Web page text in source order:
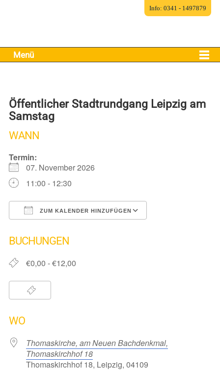
Menü
Öffentlicher Stadtrundgang Leipzig am
Samstag
WANN
Termin:
07. November 2026
11:00 - 12:30
ZUM KALENDER HINZUFÜGEN
BUCHUNGEN
€0,00 - €12,00
WO
Thomaskirche, am Neuen Bachdenkmal,
Thomaskirchhof 18
Thomaskirchhof 18, Leipzig, 04109
Info: 0341 - 1497879